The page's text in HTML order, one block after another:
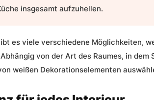
insgesamt aufzuhellen.
es viele verschiedene Möglichkeiten,
von der Art des Raumes, in dem
weißen Dekorationselementen